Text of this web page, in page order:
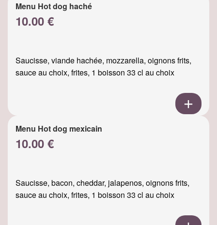
Menu Hot dog haché
10.00 €
Saucisse, viande hachée, mozzarella, oignons frits,
sauce au choix, frites, 1 boisson 33 cl au choix
Menu Hot dog mexicain
10.00 €
Saucisse, bacon, cheddar, jalapenos, oignons frits,
sauce au choix, frites, 1 boisson 33 cl au choix